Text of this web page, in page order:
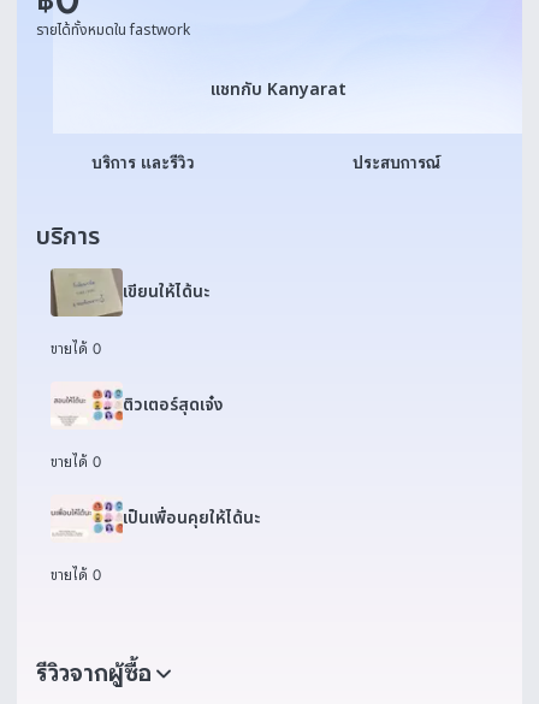
รายได้ทั้งหมดใน fastwork
แชทกับ Kanyarat
แชทกับ Kanyarat
บริการ และรีวิว ประสบการณ์
บริการ
เขียนให้ได้นะ
ขายได้ 0
ติวเตอร์สุดเจ๋ง
ขายได้ 0
เป็นเพื่อนคุยให้ได้นะ
ขายได้ 0
รีวิวจากผู้ซื้อ